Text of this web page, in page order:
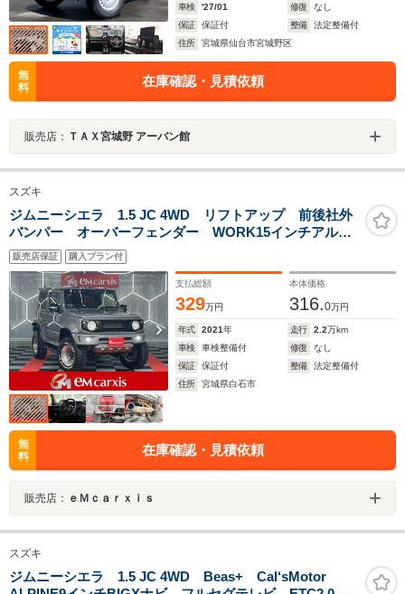
車検
'27/01 修復
なし
保証
保証付 整備
法定整備付
住所
宮城県仙台市宮城野区
無
料
在庫確認・見積依頼
販売店： ＴＡＸ宮城野 アーバン館
スズキ
ジムニーシエラ 1.5 JC 4WD リフトアップ 前後社外
バンパー オーバーフェンダー WORK15インチアルミ
ホイール 社外テール GReddyマフラー 社外グリル
9型ディスプレイオーディオ Bluetooth デジタルイン
ナーミラー 衝突被害軽減装置
販売店保証 購入プラン付
支払総額
329万円
本体価格
316.0万円
年式 2021年 走行 2.2万km
車検
車検整備付 修復
なし
保証
保証付 整備
法定整備付
住所
宮城県白石市
無
料
在庫確認・見積依頼
販売店： ｅＭｃａｒｘｉｓ
スズキ
ジムニーシエラ 1.5 JC 4WD Beas+ Cal‘sMotor